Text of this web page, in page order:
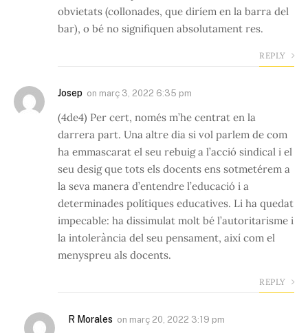
obvietats (collonades, que diríem en la barra del
bar), o bé no signifiquen absolutament res.
REPLY
Josep on març 3, 2022 6:35 pm
(4de4) Per cert, només m’he centrat en la
darrera part. Una altre dia si vol parlem de com
ha emmascarat el seu rebuig a l’acció sindical i el
seu desig que tots els docents ens sotmetérem a
la seva manera d’entendre l’educació i a
determinades polítiques educatives. Li ha quedat
impecable: ha dissimulat molt bé l’autoritarisme i
la intolerància del seu pensament, així com el
menyspreu als docents.
REPLY
R Morales on març 20, 2022 3:19 pm